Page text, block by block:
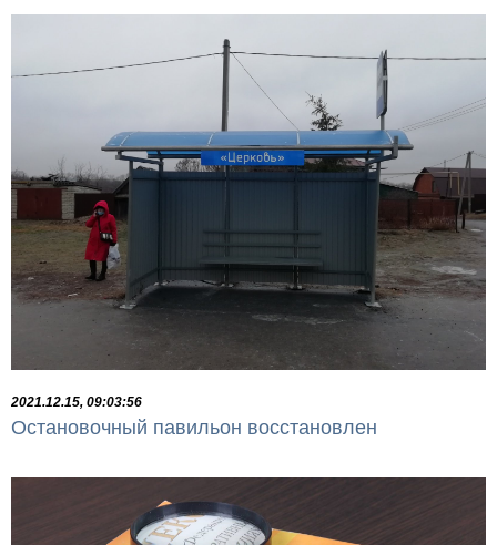
2021.12.15, 09:03:56
Остановочный павильон восстановлен